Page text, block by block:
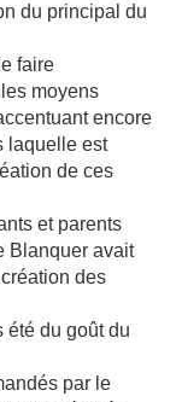
du principal du
faire
moyens
encore
laquelle est
de ces
et parents
Blanquer avait
des
été du goût du
par le